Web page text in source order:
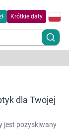
Krótkie daty
dla Twojej
jest pozyskiwany